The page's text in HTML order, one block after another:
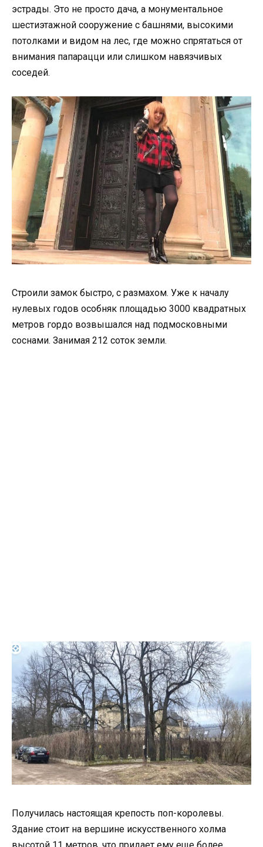
эстрады. Это не просто дача, а монументальное
шестиэтажной сооружение с башнями, высокими
потолками и видом на лес, где можно спрятаться от
внимания папарацци или слишком навязчивых
соседей.
Строили замок быстро, с размахом. Уже к началу
нулевых годов особняк площадью 3000 квадратных
метров гордо возвышался над подмосковными
соснами. Занимая 212 соток земли.
Получилась настоящая крепость поп-королевы.
Здание стоит на вершине искусственного холма